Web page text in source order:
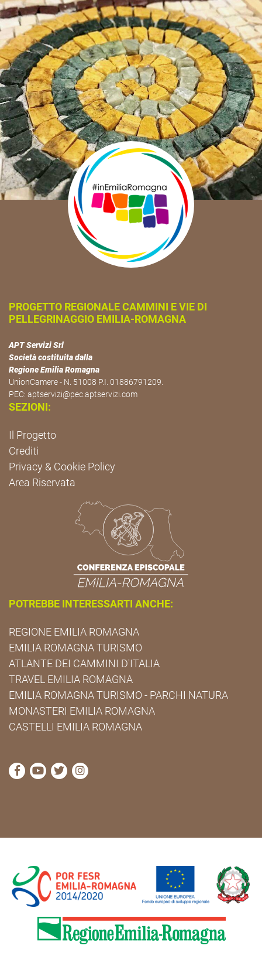
PROGETTO REGIONALE CAMMINI E VIE DI
PELLEGRINAGGIO EMILIA-ROMAGNA
APT Servizi Srl
Società costituita dalla
Regione Emilia Romagna
UnionCamere - N. 51008 P.I. 01886791209.
PEC: aptservizi@pec.aptservizi.com
SEZIONI:
Il Progetto
Crediti
Privacy & Cookie Policy
Area Riservata
POTREBBE INTERESSARTI ANCHE:
REGIONE EMILIA ROMAGNA
EMILIA ROMAGNA TURISMO
ATLANTE DEI CAMMINI D'ITALIA
TRAVEL EMILIA ROMAGNA
EMILIA ROMAGNA TURISMO - PARCHI NATURA
MONASTERI EMILIA ROMAGNA
CASTELLI EMILIA ROMAGNA
visita la pagina Facebook di Cammini Emilia-
visita la pagina YouTube di Cammini Emilia-
visita la pagina Twitter di Cammini Emilia-
visita la pagina Instagram di Cammini